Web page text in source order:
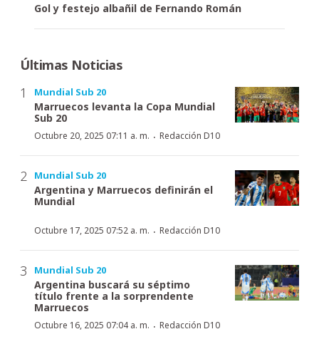
Gol y festejo albañil de Fernando Román
Últimas Noticias
Mundial Sub 20
Marruecos levanta la Copa Mundial
Sub 20
Octubre 20, 2025 07:11 a. m. · Redacción D10
Mundial Sub 20
Argentina y Marruecos definirán el
Mundial
Octubre 17, 2025 07:52 a. m. · Redacción D10
Mundial Sub 20
Argentina buscará su séptimo
título frente a la sorprendente
Marruecos
Octubre 16, 2025 07:04 a. m. · Redacción D10